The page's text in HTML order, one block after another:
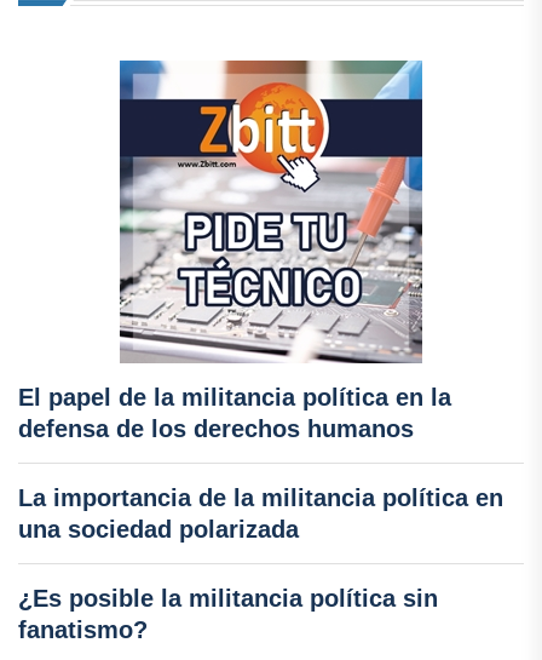
El papel de la militancia política en la
defensa de los derechos humanos
La importancia de la militancia política en
una sociedad polarizada
¿Es posible la militancia política sin
fanatismo?